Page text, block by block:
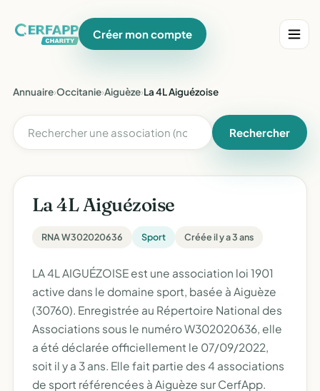
Créer mon compte
Annuaire›Occitanie›Aiguèze›La 4L Aiguézoise
Rechercher
La 4L Aiguézoise
RNA W302020636 Sport Créée il y a 3 ans
LA 4L AIGUÉZOISE est une association loi 1901
active dans le domaine sport, basée à Aiguèze
(30760). Enregistrée au Répertoire National des
Associations sous le numéro W302020636, elle
a été déclarée officiellement le 07/09/2022,
soit il y a 3 ans. Elle fait partie des 4 associations
de sport référencées à Aiguèze sur CerfApp.